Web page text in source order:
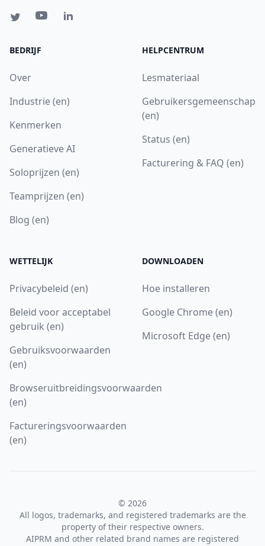
BEDRIJF
Over
Industrie (en)
Kenmerken
Generatieve AI
Soloprijzen (en)
Teamprijzen (en)
Blog (en)
HELPCENTRUM
Lesmateriaal
Gebruikersgemeenschap
(en)
Status (en)
Facturering & FAQ (en)
WETTELIJK
Privacybeleid (en)
Beleid voor acceptabel
gebruik (en)
Gebruiksvoorwaarden
(en)
Browseruitbreidingsvoorwaarden
(en)
Factureringsvoorwaarden
(en)
DOWNLOADEN
Hoe installeren
Google Chrome (en)
Microsoft Edge (en)
© 2026
All logos, trademarks, and registered trademarks are the
property of their respective owners.
AIPRM and other related brand names are registered